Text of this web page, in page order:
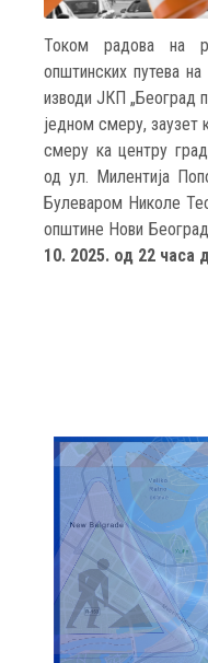
Током радова на
општинских путева
изводи ЈКП „Београд
једном смеру, заузет
смеру ка центру
од ул. Милентија
Булеваром Николе
општине Нови
10. 2025. од 22 часа